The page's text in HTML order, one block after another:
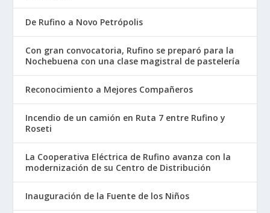
De Rufino a Novo Petrópolis
Con gran convocatoria, Rufino se preparó para la
Nochebuena con una clase magistral de pastelería
Reconocimiento a Mejores Compañeros
Incendio de un camión en Ruta 7 entre Rufino y
Roseti
La Cooperativa Eléctrica de Rufino avanza con la
modernización de su Centro de Distribución
Inauguración de la Fuente de los Niños